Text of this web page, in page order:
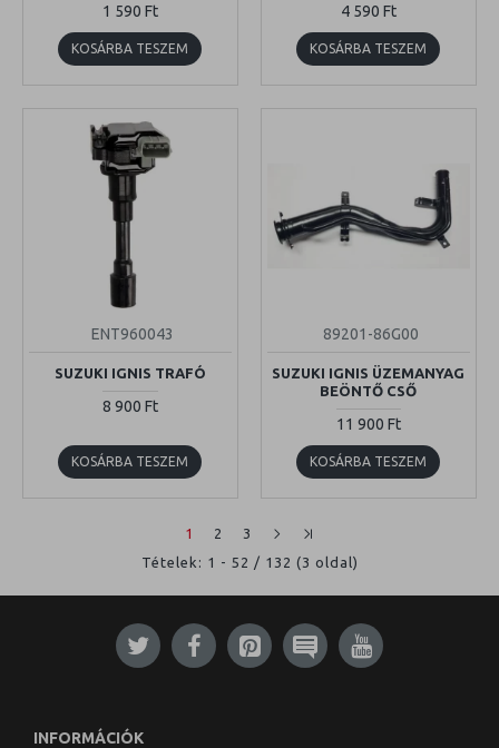
1 590 Ft
KOSÁRBA TESZEM
4 590 Ft
KOSÁRBA TESZEM
ENT960043
SUZUKI IGNIS TRAFÓ
8 900 Ft
KOSÁRBA TESZEM
89201-86G00
SUZUKI IGNIS ÜZEMANYAG
BEÖNTŐ CSŐ
11 900 Ft
KOSÁRBA TESZEM
1 2
3
Tételek: 1 - 52 / 132 (3 oldal)
INFORMÁCIÓK